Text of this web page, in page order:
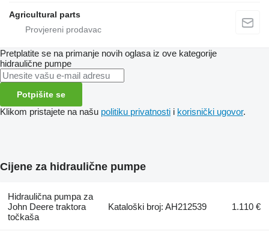
Agricultural parts
Pretplatite se na primanje novih oglasa iz ove kategorije
hidraulične pumpe
Potpišite se
Klikom pristajete na našu politiku privatnosti i korisnički ugovor.
Cijene za hidraulične pumpe
Hidraulična pumpa za
John Deere traktora
točkaša
Kataloški broj: AH212539 1.110 €